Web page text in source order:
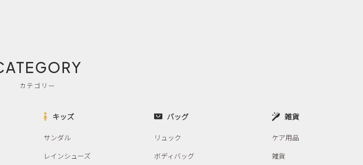
カテゴリー
キッズ
サンダル
レインシューズ
バッグ
リュック
ボディバッグ
雑貨
ケア用品
雑貨